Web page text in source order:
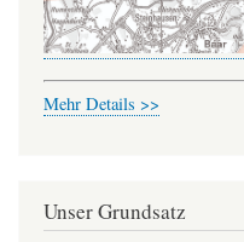
Mehr Details >>
Unser Grundsatz